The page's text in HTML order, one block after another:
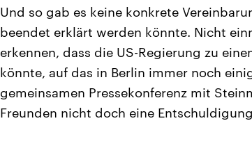
Und so gab es keine konkrete
beendet erklärt werden könnte. Nicht
erkennen, dass die US-Regierung zu
könnte, auf das in Berlin immer noch
gemeinsamen Pressekonferenz mit
Freunden nicht doch eine